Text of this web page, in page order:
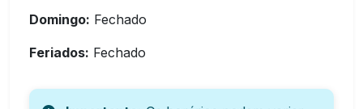
Domingo: Fechado
Feriados: Fechado